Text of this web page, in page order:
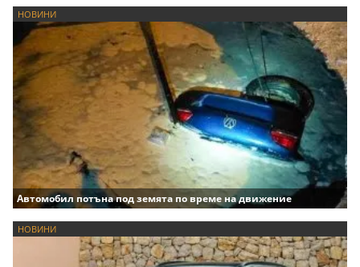
НОВИНИ
Автомобил потъна под земята по време на движение
НОВИНИ